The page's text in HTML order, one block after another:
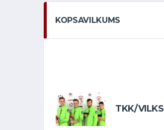
KOPSAVILKUMS
TKK/VILKS